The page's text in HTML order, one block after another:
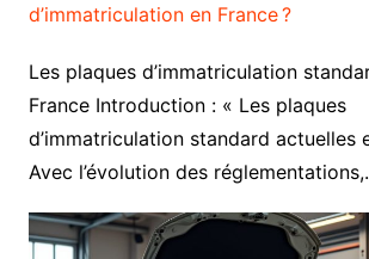
d’immatriculation en France ?
Les plaques d’immatriculation
France Introduction : « Les plaques
d’immatriculation standard actuelles
Avec l’évolution des